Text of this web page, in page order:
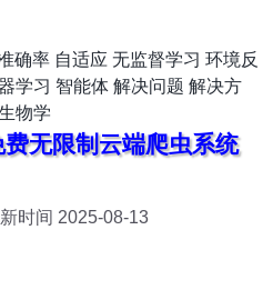
确率 自适应 无监督学习 环境反
学习 智能体 解决问题 解决方
物学
无限制云端爬虫系统
时间 2025-08-13